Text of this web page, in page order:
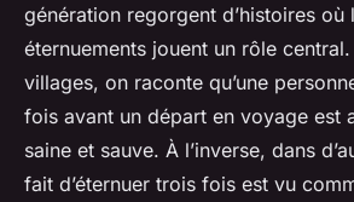
génération regorgent d’histoires où
éternuements jouent un rôle
villages, on raconte qu’une
fois avant un départ en voyage est
saine et sauve. À l’inverse, dans
fait d’éternuer trois fois est vu